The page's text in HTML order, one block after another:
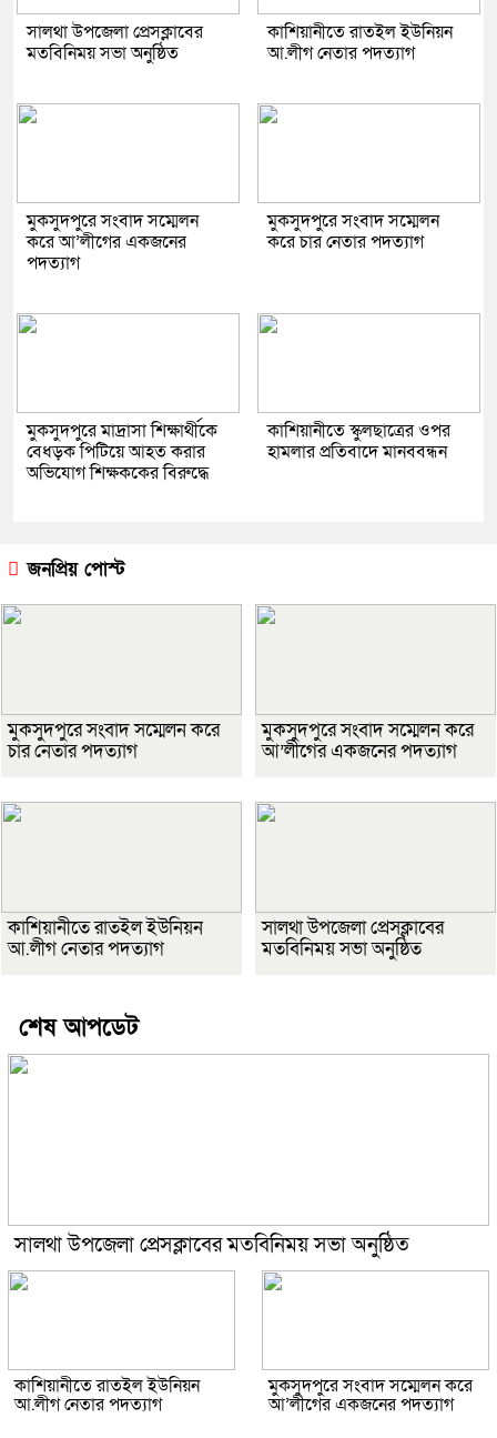
সালথা উপজেলা প্রেসক্লাবের
মতবিনিময় সভা অনুষ্ঠিত
কাশিয়ানীতে রাতইল ইউনিয়ন
আ.লীগ নেতার পদত্যাগ
মুকসুদপুরে সংবাদ সম্মেলন
করে আ’লীগের একজনের
পদত্যাগ
মুকসুদপুরে সংবাদ সম্মেলন
করে চার নেতার পদত্যাগ
মুকসুদপুরে মাদ্রাসা শিক্ষার্থীকে
বেধড়ক পিটিয়ে আহত করার
অভিযোগ শিক্ষককের বিরুদ্ধে
কাশিয়ানীতে স্কুলছাত্রের ওপর
হামলার প্রতিবাদে মানববন্ধন
জনপ্রিয় পোস্ট
মুকসুদপুরে সংবাদ সম্মেলন করে
চার নেতার পদত্যাগ
মুকসুদপুরে সংবাদ সম্মেলন করে
আ’লীগের একজনের পদত্যাগ
কাশিয়ানীতে রাতইল ইউনিয়ন
আ.লীগ নেতার পদত্যাগ
সালথা উপজেলা প্রেসক্লাবের
মতবিনিময় সভা অনুষ্ঠিত
শেষ আপডেট
সালথা উপজেলা প্রেসক্লাবের মতবিনিময় সভা অনুষ্ঠিত
কাশিয়ানীতে রাতইল ইউনিয়ন
আ.লীগ নেতার পদত্যাগ
মুকসুদপুরে সংবাদ সম্মেলন করে
আ’লীগের একজনের পদত্যাগ